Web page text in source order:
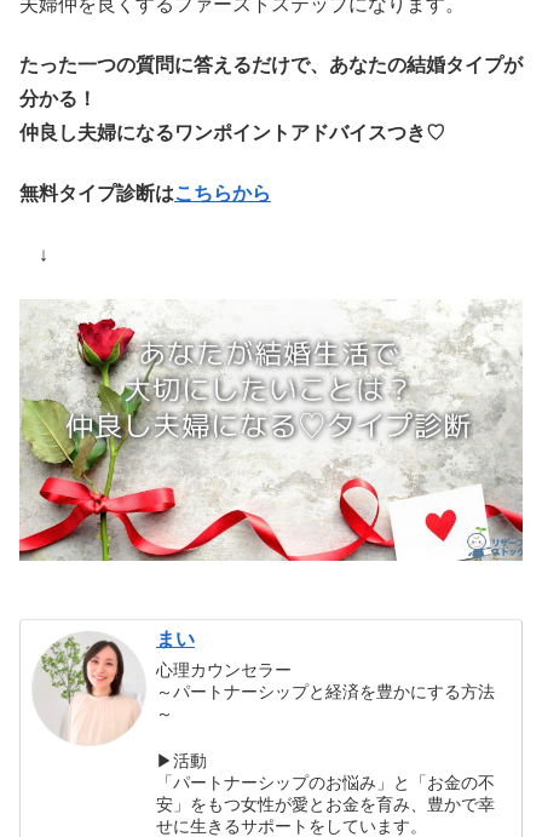
たった一つの質問に答えるだけで、あなたの結婚タイプが
分かる！
仲良し夫婦になるワンポイントアドバイスつき♡
無料タイプ診断はこちらから
↓
まい
心理カウンセラー
～パートナーシップと経済を豊かにする方法
～
▶活動
「パートナーシップのお悩み」と「お金の不
安」をもつ女性が愛とお金を育み、豊かで幸
せに生きるサポートをしています。